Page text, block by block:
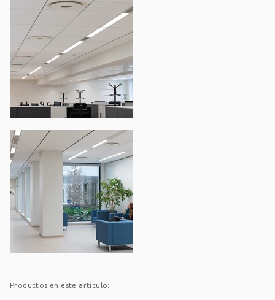
Productos en este artículo: